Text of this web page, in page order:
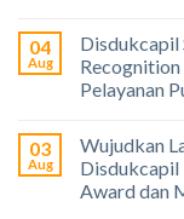
04
Aug
Disdukcapil
Pelayanan
03
Aug
Wujudkan
Disdukcapil
Award dan